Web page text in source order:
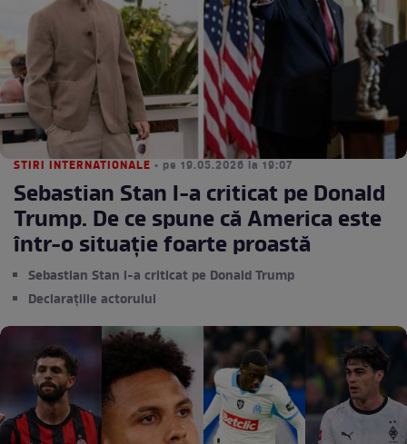
STIRI INTERNATIONALE • pe 19.05.2026 la 19:07
Sebastian Stan l-a criticat pe Donald
Trump. De ce spune că America este
într-o situație foarte proastă
Sebastian Stan l-a criticat pe Donald Trump
Declarațiile actorului